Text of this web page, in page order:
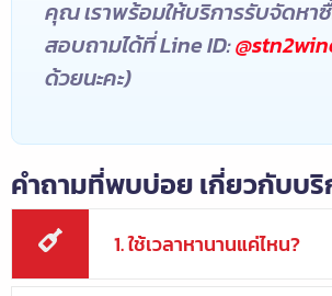
คุณ เราพร้อมให้บริการรับจัดหา
สอบถามได้ที่ Line ID:
ด้วยนะคะ)
คำถามที่พบบ่อย เกี่ยวกับบริ
1. ใช้เวลาหานานแค่ไหน?